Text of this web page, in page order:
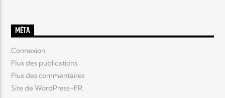
MÉTA
Connexion
Flux des publications
Flux des commentaires
Site de WordPress-FR